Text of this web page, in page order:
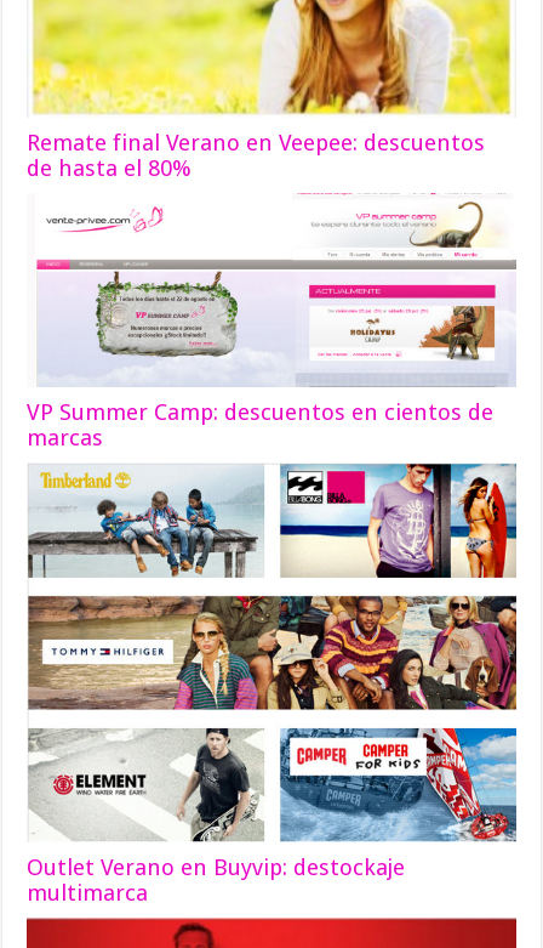
Remate final Verano en Veepee: descuentos
de hasta el 80%
VP Summer Camp: descuentos en cientos de
marcas
Outlet Verano en Buyvip: destockaje
multimarca